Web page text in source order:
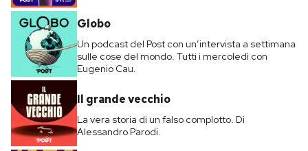
Globo
Un podcast del Post con un’intervista a settimana
sulle cose del mondo. Tutti i mercoledì con
Eugenio Cau.
Il grande vecchio
La vera storia di un falso complotto. Di
Alessandro Parodi.